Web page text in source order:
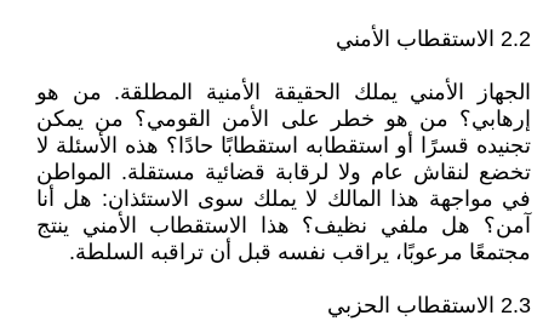
2.2 الاستقطاب الأمني
الجهاز الأمني يملك الحقيقة الأمنية المطلقة. من هو
إرهابي؟ من هو خطر على الأمن القومي؟ من يمكن
تجنيده قسرًا أو استقطابه استقطابًا حادًا؟ هذه الأسئلة لا
تخضع لنقاش عام ولا لرقابة قضائية مستقلة. المواطن
في مواجهة هذا المالك لا يملك سوى الاستئذان: هل أنا
آمن؟ هل ملفي نظيف؟ هذا الاستقطاب الأمني ينتج
مجتمعًا مرعوبًا، يراقب نفسه قبل أن تراقبه السلطة.
2.3 الاستقطاب الحزبي